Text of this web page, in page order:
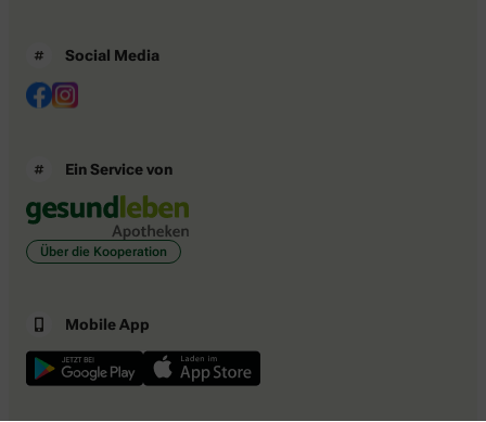
Social Media
Ein Service von
Über die Kooperation
Mobile App